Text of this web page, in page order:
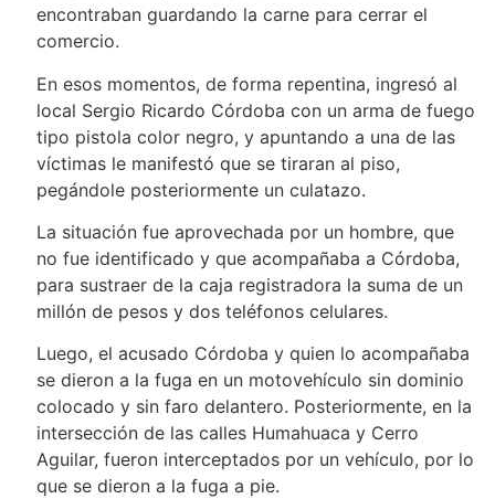
encontraban guardando la carne para cerrar el
comercio.
En esos momentos, de forma repentina, ingresó al
local Sergio Ricardo Córdoba con un arma de fuego
tipo pistola color negro, y apuntando a una de las
víctimas le manifestó que se tiraran al piso,
pegándole posteriormente un culatazo.
La situación fue aprovechada por un hombre, que
no fue identificado y que acompañaba a Córdoba,
para sustraer de la caja registradora la suma de un
millón de pesos y dos teléfonos celulares.
Luego, el acusado Córdoba y quien lo acompañaba
se dieron a la fuga en un motovehículo sin dominio
colocado y sin faro delantero. Posteriormente, en la
intersección de las calles Humahuaca y Cerro
Aguilar, fueron interceptados por un vehículo, por lo
que se dieron a la fuga a pie.